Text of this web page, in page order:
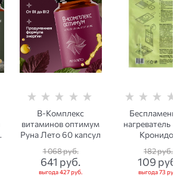
B-Комплекс
витаминов оптимум
Руна Лето 60 капсул
1 068 руб.
641 руб.
выгода427 руб.
нагреватель
Кронидов
182 руб.
109
выгода73